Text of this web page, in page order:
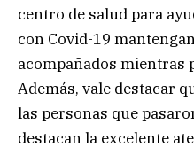
centro de salud para
con Covid-19
acompañados mientras
Además, vale destacar
las personas que
destacan la excelente